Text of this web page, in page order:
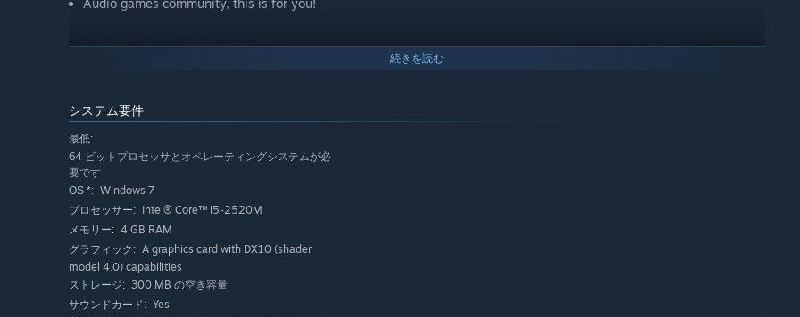
Audio games community, this is for you!
BREATHTAKING SOUNDTRACK
All music was made in cooperation with the blind and visually impaired musicians.
CHARMING STORY MODE
Embark on a wacky journey with your tea-graving mentor Saundaman in 20 + 5 unique story levels to unravel the
mystery behind the invasion of Distortions.
CHALLENGING ENDLESS MODE
Put your listening skills to the test and compete for the highest score against an endless wave of enemies!
Collect Wizarding Hats to increase your chances of survival and keep aiming for those sweet hi-scores!
続きを読む
システム要件
最低:
64 ビットプロセッサとオペレーティングシステムが必
要です
OS *: Windows 7
プロセッサー: Intel® Core™ i5-2520M
メモリー: 4 GB RAM
グラフィック: A graphics card with DX10 (shader
model 4.0) capabilities
ストレージ: 300 MB の空き容量
サウンドカード: Yes